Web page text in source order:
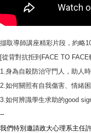
擷取導師講座精彩片段，約略
[從背對抗拒到FACE TO
1.身為自殺防治守門人，助人
2.如何關照有自我傷害、情緒
3.如何辨識學生求助的good sign
--
我們特別邀請政大心理系主任